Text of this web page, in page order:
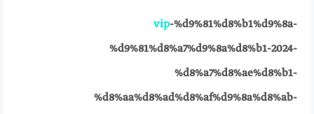
vip-%d9%81%d8%b1%d9%8a-
%d9%81%d8%a7%d9%8a%d8%b1-2024-
%d8%a7%d8%ae%d8%b1-
%d8%aa%d8%ad%d8%af%d9%8a%d8%ab-